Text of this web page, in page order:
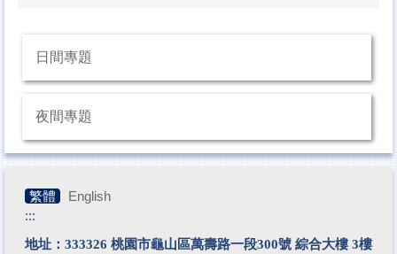
日間專題
夜間專題
繁體
English
:::
地址：333326 桃園市龜山區萬壽路一段300號 綜合大樓 3樓